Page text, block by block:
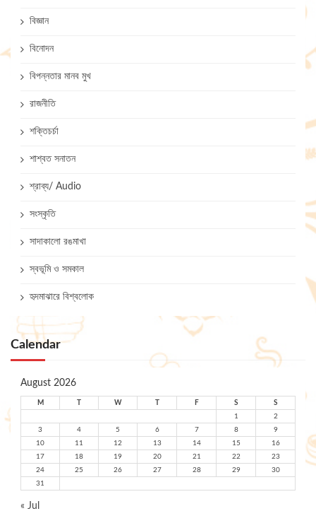
বিজ্ঞান
বিনোদন
বিপন্নতার মানব মুখ
রাজনীতি
শক্তিচর্চা
শাশ্বত সনাতন
শ্রাব্য/ Audio
সংস্কৃতি
সাদাকালো রঙমাখা
স্বভূমি ও সমকাল
হৃদমাঝারে বিশ্বলোক
Calendar
August 2026
M W F S
S
1
2
3
4 5 6 7 8
9
10
11 12 13 14 15
16
17
18 19 20 21 22
23
24
25 26 27 28 29
30
31
« Jul